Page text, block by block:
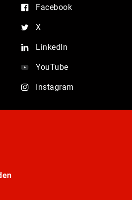
Facebook
X
LinkedIn
YouTube
Instagram